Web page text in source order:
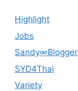
Highlight
Jobs
Sandy∞Blogger
SYD4Thai
Variety